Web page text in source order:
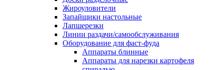
Жироуловители
Запайщики настольные
Лапшерезки
Линии раздачи/самообслуживания
Оборудование для фаст-фуда
Аппараты блинные
Аппараты для нарезки картофеля